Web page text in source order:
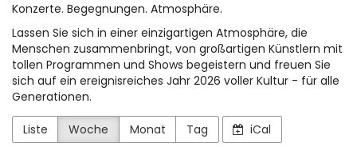
Konzerte. Begegnungen. Atmosphäre.
Lassen Sie sich in einer einzigartigen Atmosphäre, die
Menschen zusammenbringt, von großartigen Künstlern mit
tollen Programmen und Shows begeistern und freuen Sie
sich auf ein ereignisreiches Jahr 2026 voller Kultur - für alle
Generationen.
Liste Woche Monat Tag iCal